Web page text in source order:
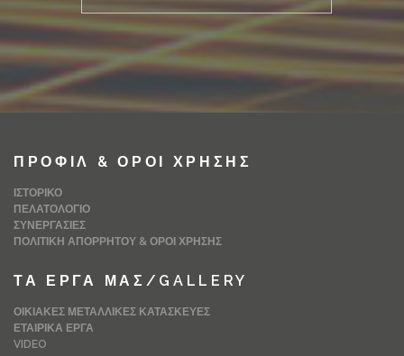
ΠΡΟΦΊΛ & ΌΡΟΙ ΧΡΉΣΗΣ
ΙΣΤΟΡΙΚΌ
ΠΕΛΑΤΟΛΌΓΙΟ
ΣΥΝΕΡΓΑΣΊΕΣ
ΠΟΛΙΤΙΚΉ ΑΠΟΡΡΉΤΟΥ & ΌΡΟΙ ΧΡΉΣΗΣ
ΤΑ ΈΡΓΑ ΜΑΣ/GALLERY
ΟΙΚΙΑΚΈΣ ΜΕΤΑΛΛΙΚΈΣ ΚΑΤΑΣΚΕΥΈΣ
ΕΤΑΙΡΙΚΆ ΈΡΓΑ
VIDEO